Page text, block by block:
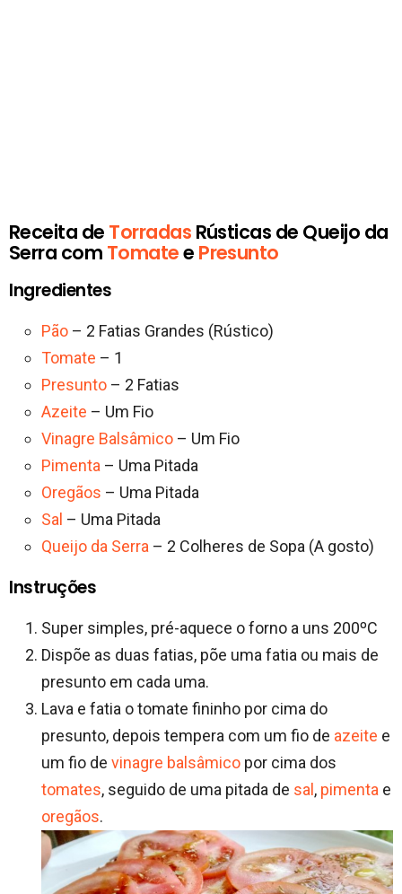
Receita de Torradas Rústicas de Queijo da
Serra com Tomatee Presunto
Ingredientes
Pão – 2 Fatias Grandes (Rústico)
Tomate – 1
Presunto – 2 Fatias
Azeite – Um Fio
Vinagre Balsâmico – Um Fio
Pimenta – Uma Pitada
Oregãos – Uma Pitada
Sal – Uma Pitada
Queijo da Serra – 2 Colheres de Sopa (A gosto)
Instruções
Super simples, pré-aquece o forno a uns 200ºC
Dispõe as duas fatias, põe uma fatia ou mais de
presunto em cada uma.
Lava e fatia o tomate fininho por cima do
presunto, depois tempera com um fio de azeite e
um fio de vinagre balsâmico por cima dos
tomates, seguido de uma pitada de sal, pimenta e
oregãos.